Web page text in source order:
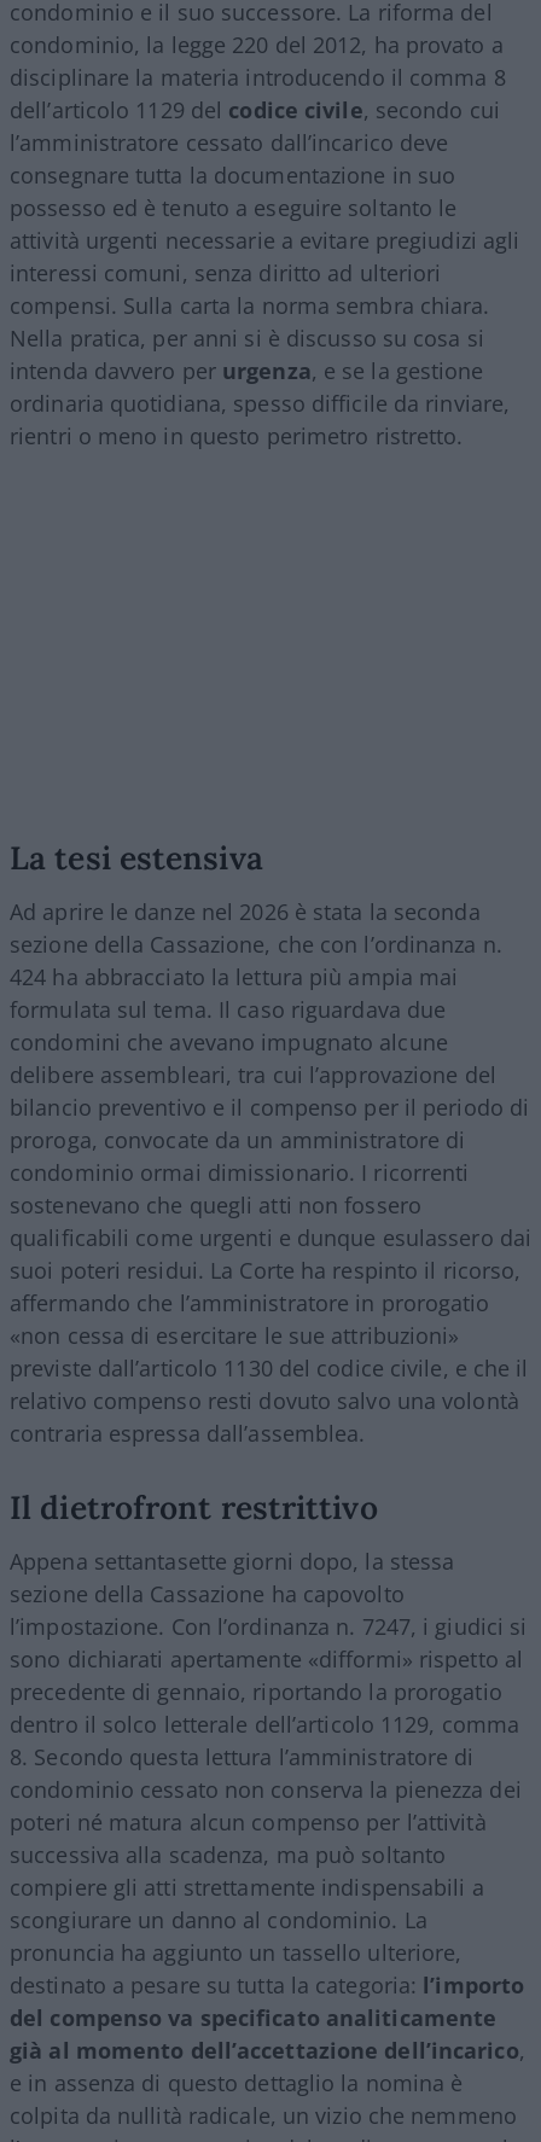
condominio e il suo successore. La riforma del
condominio, la legge 220 del 2012, ha provato a
disciplinare la materia introducendo il comma 8
dell’articolo 1129 del codice civile, secondo cui
l’amministratore cessato dall’incarico deve
consegnare tutta la documentazione in suo
possesso ed è tenuto a eseguire soltanto le
attività urgenti necessarie a evitare pregiudizi agli
interessi comuni, senza diritto ad ulteriori
compensi. Sulla carta la norma sembra chiara.
Nella pratica, per anni si è discusso su cosa si
intenda davvero per urgenza, e se la gestione
ordinaria quotidiana, spesso difficile da rinviare,
rientri o meno in questo perimetro ristretto.
La tesi estensiva
Ad aprire le danze nel 2026 è stata la seconda
sezione della Cassazione, che con l’ordinanza n.
424 ha abbracciato la lettura più ampia mai
formulata sul tema. Il caso riguardava due
condomini che avevano impugnato alcune
delibere assembleari, tra cui l’approvazione del
bilancio preventivo e il compenso per il periodo di
proroga, convocate da un amministratore di
condominio ormai dimissionario. I ricorrenti
sostenevano che quegli atti non fossero
qualificabili come urgenti e dunque esulassero dai
suoi poteri residui. La Corte ha respinto il ricorso,
affermando che l’amministratore in prorogatio
«non cessa di esercitare le sue attribuzioni»
previste dall’articolo 1130 del codice civile, e che il
relativo compenso resti dovuto salvo una volontà
contraria espressa dall’assemblea.
Il dietrofront restrittivo
Appena settantasette giorni dopo, la stessa
sezione della Cassazione ha capovolto
l’impostazione. Con l’ordinanza n. 7247, i giudici si
sono dichiarati apertamente «difformi» rispetto al
precedente di gennaio, riportando la prorogatio
dentro il solco letterale dell’articolo 1129, comma
8. Secondo questa lettura l’amministratore di
condominio cessato non conserva la pienezza dei
poteri né matura alcun compenso per l’attività
successiva alla scadenza, ma può soltanto
compiere gli atti strettamente indispensabili a
scongiurare un danno al condominio. La
pronuncia ha aggiunto un tassello ulteriore,
destinato a pesare su tutta la categoria: l’importo
del compenso va specificato analiticamente
già al momento dell’accettazione dell’incarico,
e in assenza di questo dettaglio la nomina è
colpita da nullità radicale, un vizio che nemmeno